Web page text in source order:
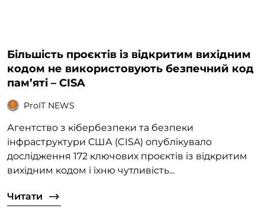
Більшість проєктів із відкритим вихідним
кодом не використовують безпечний код
пам’яті – CISA
ProIT NEWS
Агентство з кібербезпеки та безпеки
інфраструктури США (CISA) опублікувало
дослідження 172 ключових проєктів із відкритим
вихідним кодом і їхню чутливість...
Читати